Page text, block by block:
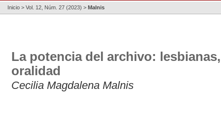
Inicio > Vol. 12, Núm. 27 (2023) > Malnis
La potencia del archivo:
oralidad
Cecilia Magdalena Malnis